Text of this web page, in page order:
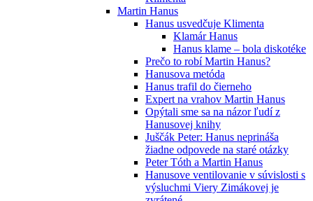
Martin Hanus
Hanus usvedčuje Klimenta
Klamár Hanus
Hanus klame – bola diskotéke
Prečo to robí Martin Hanus?
Hanusova metóda
Hanus trafil do čierneho
Expert na vrahov Martin Hanus
Opýtali sme sa na názor ľudí z
Hanusovej knihy
Juščák Peter: Hanus neprináša
žiadne odpovede na staré otázky
Peter Tóth a Martin Hanus
Hanusove ventilovanie v súvislosti s
výsluchmi Viery Zimákovej je